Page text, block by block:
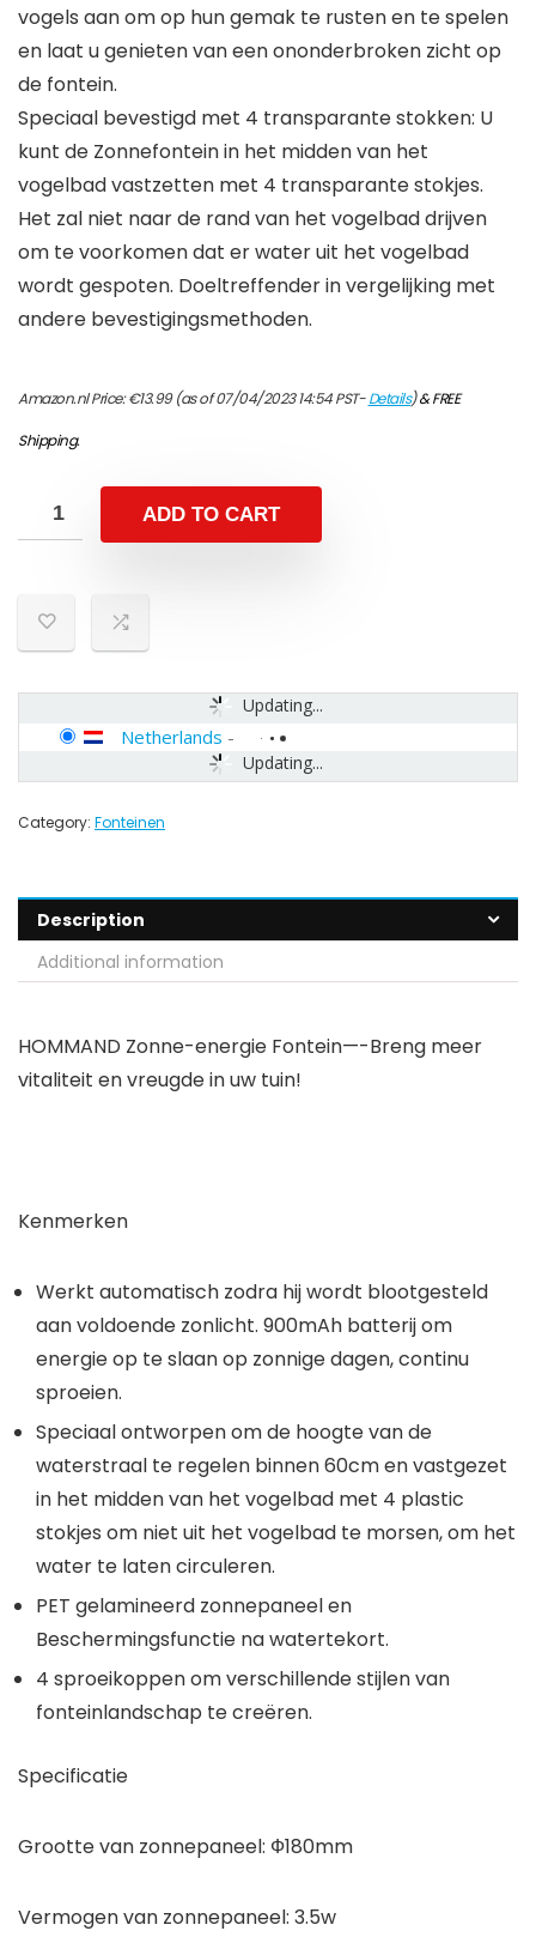
vogels aan om op hun gemak te rusten en te spelen
en laat u genieten van een ononderbroken zicht op
de fontein.
Speciaal bevestigd met 4 transparante stokken: U
kunt de Zonnefontein in het midden van het
vogelbad vastzetten met 4 transparante stokjes.
Het zal niet naar de rand van het vogelbad drijven
om te voorkomen dat er water uit het vogelbad
wordt gespoten. Doeltreffender in vergelijking met
andere bevestigingsmethoden.
Amazon.nl Price:€13.99(as of 07/04/2023 14:54 PST-Details)&FREE
Shipping.
ADD TO CART
Updating...
Updating...
Netherlands -
Category: Fonteinen
Description
Additional information
HOMMAND Zonne-energie Fontein—-Breng meer
vitaliteit en vreugde in uw tuin!
Kenmerken
Werkt automatisch zodra hij wordt blootgesteld
aan voldoende zonlicht. 900mAh batterij om
energie op te slaan op zonnige dagen, continu
sproeien.
Speciaal ontworpen om de hoogte van de
waterstraal te regelen binnen 60cm en vastgezet
in het midden van het vogelbad met 4 plastic
stokjes om niet uit het vogelbad te morsen, om het
water te laten circuleren.
PET gelamineerd zonnepaneel en
Beschermingsfunctie na watertekort.
4 sproeikoppen om verschillende stijlen van
fonteinlandschap te creëren.
Specificatie
Grootte van zonnepaneel: Ф180mm
Vermogen van zonnepaneel: 3.5w